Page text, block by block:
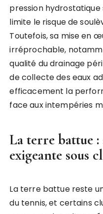
pression hydrostatique
limite le risque de
Toutefois, sa mise en
irréprochable,
qualité du drainage
de collecte des eaux
efficacement la
face aux intempéries
La terre battue :
exigeante sous
La terre battue reste
du tennis, et certains